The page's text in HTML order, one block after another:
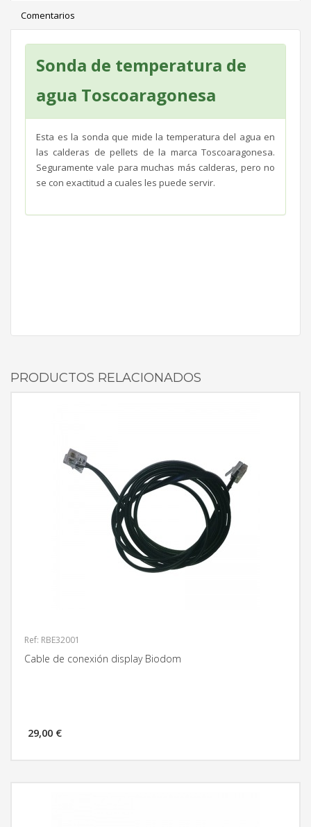
Comentarios
Sonda de temperatura de
agua Toscoaragonesa
Esta es la sonda que mide la temperatura del agua en
las calderas de pellets de la marca Toscoaragonesa.
Seguramente vale para muchas más calderas, pero no
se con exactitud a cuales les puede servir.
PRODUCTOS RELACIONADOS
Ref: RBE32001
Cable de conexión display Biodom
29,00 €